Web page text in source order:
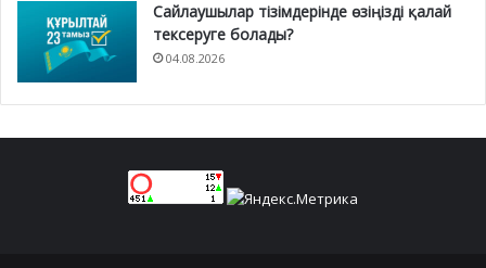
Сайлаушылар тізімдерінде өзіңізді қалай
тексеруге болады?
04.08.2026